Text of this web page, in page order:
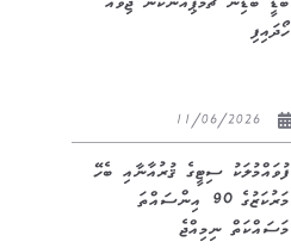
ބޮޑީ ބޯޑިން ޗެމްޕިއަންކަން ޖިވާއު
ހޯދައިފި
ފުވައްމުލަކު ސިޓީގެ ޤުރުއާނާއި ބެހޭ
މަރުކަޒުގެ 90 އިންސައްތަ
މަސައްކަތް ނިމިއްޖެ